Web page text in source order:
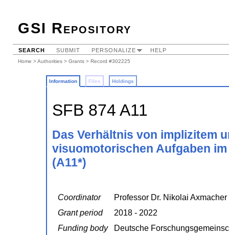
GSI Repository
SEARCH SUBMIT PERSONALIZE HELP
Home >Authorities > Grants > Record #302225
Information Files Holdings
SFB 874 A11
Das Verhältnis von implizitem
visuomotorischen Aufgaben
(A11*)
Coordinator
Professor Dr. Nikolai
Grant period
2018 - 2022
Funding body
Deutsche